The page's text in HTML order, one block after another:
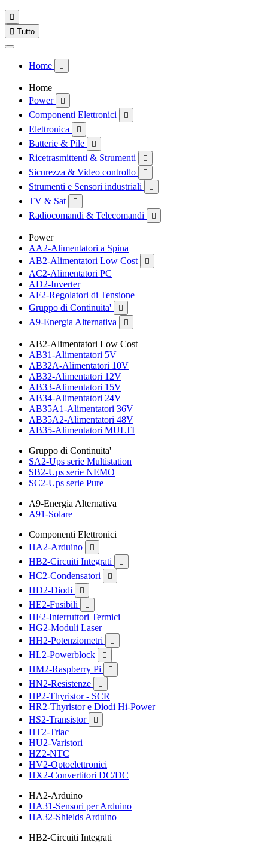

 Tutto
Home 
Home
Power

Componenti Elettronici 
Elettronica 
Batterie & Pile 
Ricetrasmittenti & Strumenti 
Sicurezza & Video controllo 
Strumenti e Sensori industriali 
TV & Sat 
Radiocomandi & Telecomandi 
Power
AA2-Alimentatori a Spina
AB2-Alimentatori Low Cost

AC2-Alimentatori PC
AD2-Inverter
AF2-Regolatori di Tensione
Gruppo di Continuita'

A9-Energia Alternativa 
AB2-Alimentatori Low Cost
AB31-Alimentatori 5V
AB32A-Alimentatori 10V
AB32-Alimentatori 12V
AB33-Alimentatori 15V
AB34-Alimentatori 24V
AB35A1-Alimentatori 36V
AB35A2-Alimentatori 48V
AB35-Alimentatori MULTI
Gruppo di Continuita'
SA2-Ups serie Multistation
SB2-Ups serie NEMO
SC2-Ups serie Pure
A9-Energia Alternativa
A91-Solare
Componenti Elettronici
HA2-Arduino

HB2-Circuiti Integrati 
HC2-Condensatori 
HD2-Diodi 
HE2-Fusibili 
HF2-Interruttori Termici
HG2-Moduli Laser
HH2-Potenziometri

HL2-Powerblock 
HM2-Raspberry Pi 
HN2-Resistenze 
HP2-Thyristor - SCR
HR2-Thyristor e Diodi Hi-Power
HS2-Transistor

HT2-Triac
HU2-Varistori
HZ2-NTC
HV2-Optoelettronici
HX2-Convertitori DC/DC
HA2-Arduino
HA31-Sensori per Arduino
HA32-Shields Arduino
HB2-Circuiti Integrati